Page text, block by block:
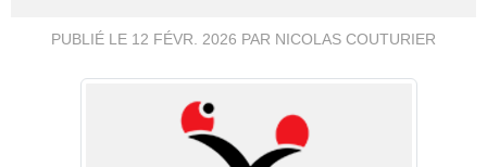
PUBLIÉ LE 12 FÉVR. 2026 PAR NICOLAS COUTURIER